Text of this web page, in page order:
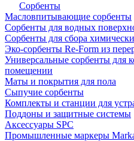
Сорбенты
Масловпитывающие сорбенты
Сорбенты для водных
Сорбенты для сбора
Эко-сорбенты Re-Form из
Универсальные сорбенты для
помещении
Маты и покрытия для пола
Сыпучие сорбенты
Комплекты и станции для
Поддоны и защитные системы
Аксессуары SPC
Промышленные маркеры